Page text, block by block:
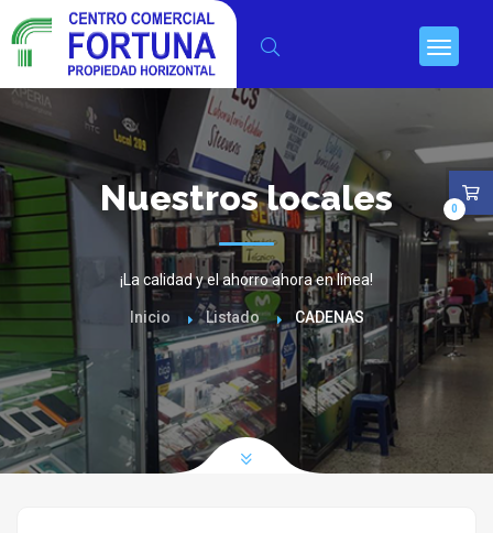
Nuestros locales
¡La calidad y el ahorro ahora en línea!
Inicio Listado CADENAS
0